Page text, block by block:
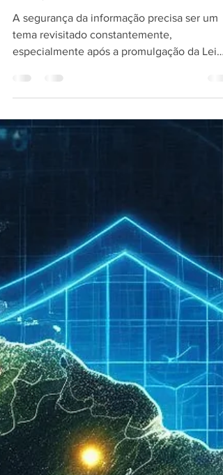
Luiz Gomes
29 de jun. de 2024
4 min de leitura
Incidentes de Segurança nas
Cooperativas de Credito
A segurança da informação precisa ser um
especialmente após a promulgação da Lei
Geral de Proteção de...